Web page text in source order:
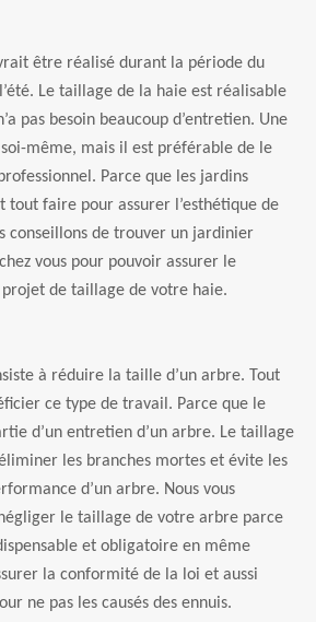
être réalisé durant la période du
Le taillage de la haie est réalisable
pas besoin beaucoup d’entretien. Une
même, mais il est préférable de le
Parce que les jardins
tout faire pour assurer l’esthétique de
conseillons de trouver un jardinier
vous pour pouvoir assurer le
de taillage de votre haie.
à réduire la taille d’un arbre. Tout
ce type de travail. Parce que le
d’un entretien d’un arbre. Le taillage
les branches mortes et évite les
d’un arbre. Nous vous
le taillage de votre arbre parce
et obligatoire en même
la conformité de la loi et aussi
ne pas les causés des ennuis.